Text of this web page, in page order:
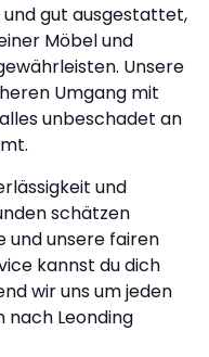
und gut ausgestattet,
Möbel und
Unsere
Umgang mit
unbeschadet an
und
schätzen
und unsere fairen
kannst du dich
wir uns um jeden
nach Leonding